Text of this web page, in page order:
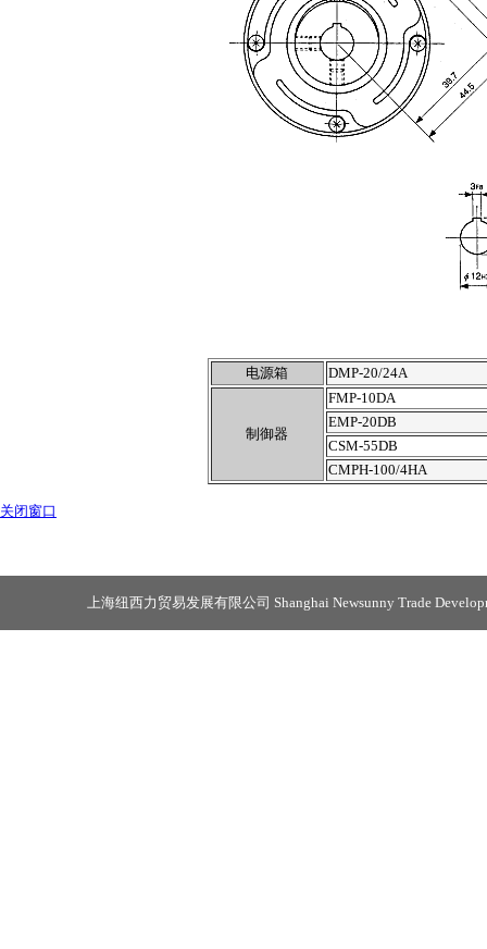
电源箱 DMP-20/24A
制御器
FMP-10DA
EMP-20DB
CSM-55DB
CMPH-100/4HA
关闭窗口
上海纽西力贸易发展有限公司 Shanghai Newsunny Trade